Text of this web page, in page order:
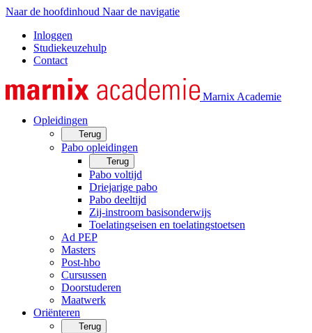
Naar de hoofdinhoud Naar de navigatie
Inloggen
Studiekeuzehulp
Contact
Marnix Academie
Opleidingen
Terug
Pabo opleidingen
Terug
Pabo voltijd
Driejarige pabo
Pabo deeltijd
Zij-instroom basisonderwijs
Toelatingseisen en toelatingstoetsen
Ad PEP
Masters
Post-hbo
Cursussen
Doorstuderen
Maatwerk
Oriënteren
Terug